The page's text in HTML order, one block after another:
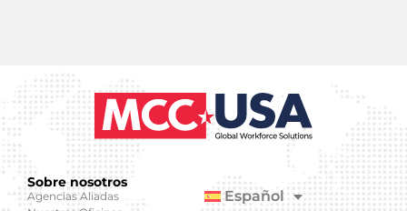
Sobre nosotros
Agencias Aliadas
Español